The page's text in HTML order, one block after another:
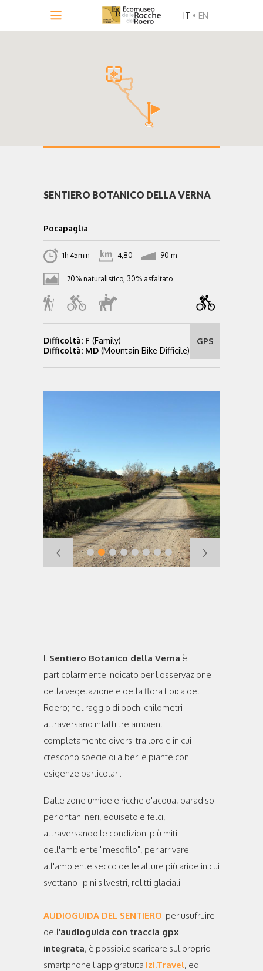
IT • EN
SENTIERO BOTANICO DELLA VERNA
Pocapaglia
1h 45min 4,80 90 m
70% naturalistico, 30% asfaltato
Difficoltà: F (Family)
Difficoltà: MD (Mountain Bike Difficile)
GPS
IlSentiero Botanico della Verna è
particolarmente indicato per l'osservazione
della vegetazione e della flora tipica del
Roero; nel raggio di pochi chilometri
attraversano infatti tre ambienti
completamente diversi tra loro e in cui
crescono specie di alberi e piante con
esigenze particolari.
Dalle zone umide e ricche d'acqua, paradiso
per ontani neri, equiseto e felci,
attraversando le condizioni più miti
dell'ambiente "mesofilo", per arrivare
all'ambiente secco delle alture più aride in cui
svettano i pini silvestri, relitti glaciali.
AUDIOGUIDA DEL SENTIERO: per usufruire
dell'audioguida con traccia gpx
integrata, è possibile scaricare sul proprio
smartphone l'app gratuita Izi.Travel, ed